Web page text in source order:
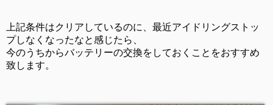
上記条件はクリアしているのに、最近アイドリングストッ
プしなくなったなと感じたら、
今のうちからバッテリーの交換をしておくことをおすすめ
致します。